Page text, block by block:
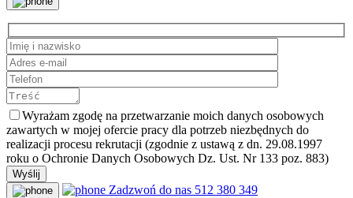
Wyrażam zgodę na przetwarzanie moich danych osobowych
zawartych w mojej ofercie pracy dla potrzeb niezbędnych do
realizacji procesu rekrutacji (zgodnie z ustawą z dn. 29.08.1997
roku o Ochronie Danych Osobowych Dz. Ust. Nr 133 poz. 883)
Zadzwoń do nas 512 380 349